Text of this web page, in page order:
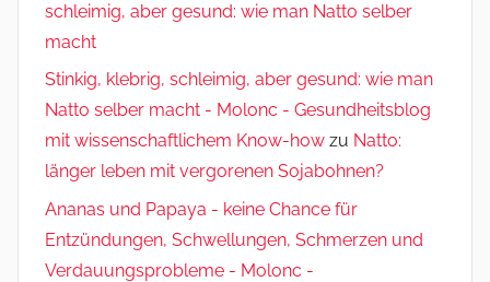
schleimig, aber gesund: wie man Natto selber
macht
Stinkig, klebrig, schleimig, aber gesund: wie man
Natto selber macht - Molonc - Gesundheitsblog
mit wissenschaftlichem Know-how zu Natto:
länger leben mit vergorenen Sojabohnen?
Ananas und Papaya - keine Chance für
Entzündungen, Schwellungen, Schmerzen und
Verdauungsprobleme - Molonc -